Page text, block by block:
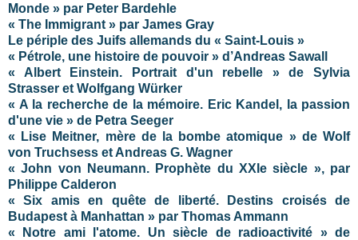
Monde » par Peter Bardehle
« The Immigrant » par James Gray
Le périple des Juifs allemands du « Saint-Louis »
« Pétrole, une histoire de pouvoir » d’Andreas Sawall
« Albert Einstein. Portrait d'un rebelle » de Sylvia
Strasser et Wolfgang Würker
« A la recherche de la mémoire. Eric Kandel, la passion
d'une vie » de Petra Seeger
« Lise Meitner, mère de la bombe atomique » de Wolf
von Truchsess et Andreas G. Wagner
« John von Neumann. Prophète du XXIe siècle », par
Philippe Calderon
« Six amis en quête de liberté. Destins croisés de
Budapest à Manhattan » par Thomas Ammann
« Notre ami l'atome. Un siècle de radioactivité » de